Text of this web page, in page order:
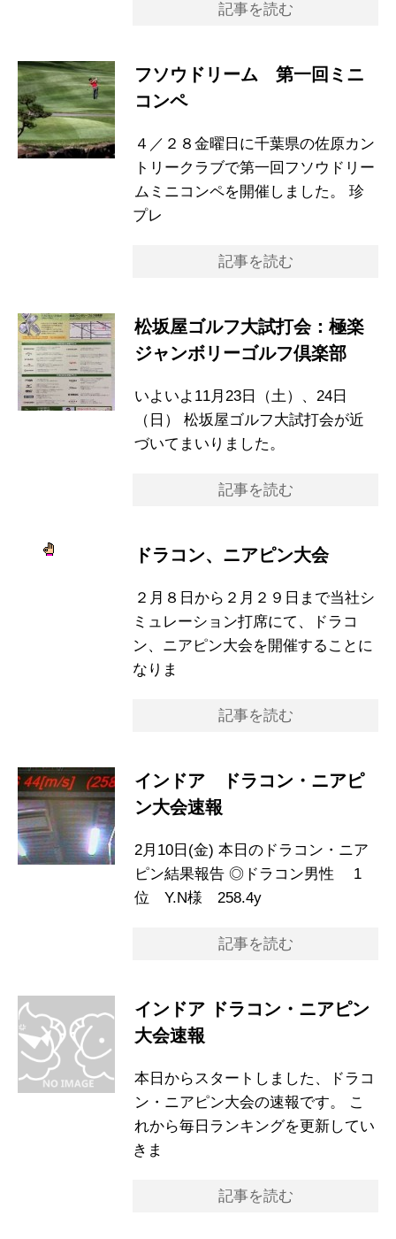
記事を読む
フソウドリーム 第一回ミニ
コンペ
４／２８金曜日に千葉県の佐原カン
トリークラブで第一回フソウドリー
ムミニコンペを開催しました。 珍
プレ
記事を読む
松坂屋ゴルフ大試打会：極楽
ジャンボリーゴルフ倶楽部
いよいよ11月23日（土）、24日
（日） 松坂屋ゴルフ大試打会が近
づいてまいりました。
記事を読む
ドラコン、ニアピン大会
２月８日から２月２９日まで当社シ
ミュレーション打席にて、ドラコ
ン、ニアピン大会を開催することに
なりま
記事を読む
インドア ドラコン・ニアピ
ン大会速報
2月10日(金) 本日のドラコン・ニア
ピン結果報告 ◎ドラコン男性 1
位 Y.N様 258.4y
記事を読む
インドア ドラコン・ニアピン
大会速報
本日からスタートしました、ドラコ
ン・ニアピン大会の速報です。 こ
れから毎日ランキングを更新してい
きま
記事を読む